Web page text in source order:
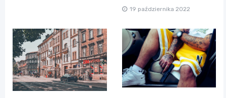
19 października 2022